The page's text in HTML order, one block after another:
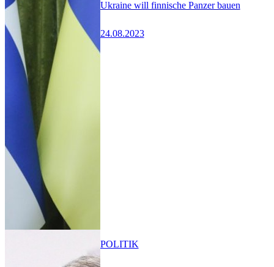
Ukraine will finnische Panzer bauen
24.08.2023
POLITIK